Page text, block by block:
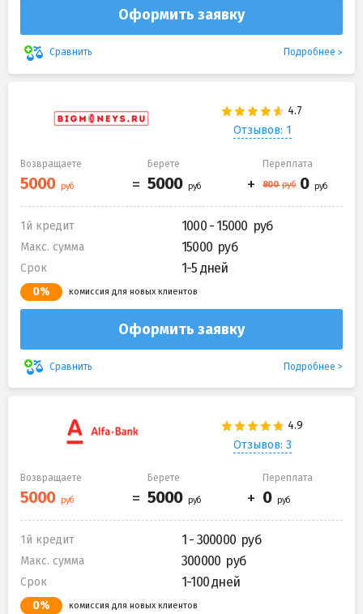
Оформить заявку
Сравнить Подробнее
Отзывов: 1
Возвращаете Берете Переплата
1й кредит 1000 - 15000
Макс. сумма 15000
Срок 1-5 дней
0% комиссия для новых клиентов
Оформить заявку
Сравнить Подробнее
Отзывов: 3
Возвращаете Берете Переплата
1й кредит 1 - 300000
Макс. сумма 300000
Срок 1-100 дней
0% комиссия для новых клиентов